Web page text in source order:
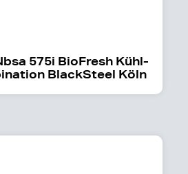
575i BioFresh Kühl-
BlackSteel Köln